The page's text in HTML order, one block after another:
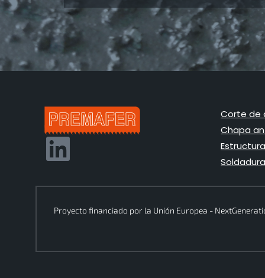
Corte de
Chapa
Proyecto financiado por la Unión Europea -